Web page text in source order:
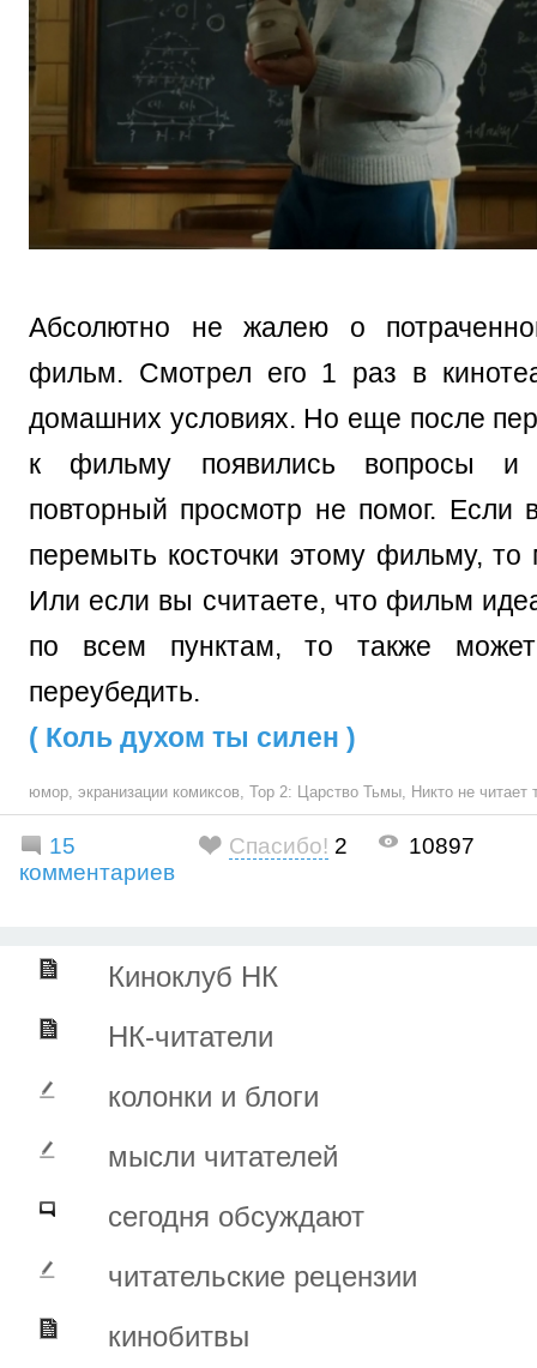
Абсолютно не жалею о
фильм. Смотрел его 1 раз в
домашних условиях. Но еще после
к фильму появились вопросы и
повторный просмотр не помог. Если
перемыть косточки этому фильму, то
Или если вы считаете, что фильм
по всем пунктам, то также
переубедить.
( Коль духом ты силен )
юмор экранизации комиксов Тор 2: Царство Тьмы Никто не читает
15
комментариев
Спасибо! 2 10897
Киноклуб НК
НК-читатели
колонки и блоги
мысли читателей
сегодня обсуждают
читательские рецензии
кинобитвы